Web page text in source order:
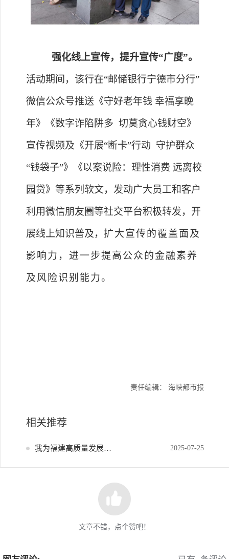
强化线上宣传，提升宣传“广度”。
活动期间， 该行在“邮储银行宁德市分行”
微信公众号推送 《守好老年钱 幸福享晚
年》《数字诈陷阱多 切莫贪心钱财空》
宣传视频及 《开展“断卡”行动 守护群众
“钱袋子”》《以案说险：理性消费 远离校
园贷》 等系列软文， 发动广大员工和客户
利用微信朋友圈等社交平台积极转发，开
展线上知识普及， 扩大宣传的覆盖面及
影响力，进一步提高公众的金融素养
及风险识别能力。
责任编辑： 海峡都市报
相关推荐
我为福建高质量发展献策 2025-07-25
文章不错，点个赞吧！